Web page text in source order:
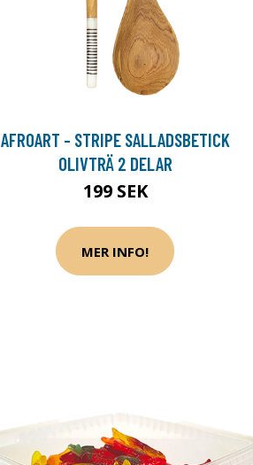
AFROART - STRIPE SALLADSBETICK
OLIVTRÄ 2 DELAR
199 SEK
MER INFO!